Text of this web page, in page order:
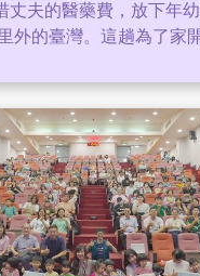
丈夫的醫藥費，放下年
外的臺灣。這趟為了家
與Warni笑中帶淚的訪
命故事：裡面有離家的
一條通往回家的道路。